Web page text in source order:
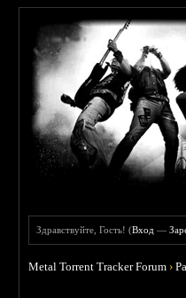
Здравствуйте, Гость! (Вход —
Metal Torrent Tracker Forum ›